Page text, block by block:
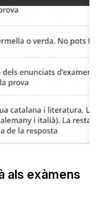
als exàmens